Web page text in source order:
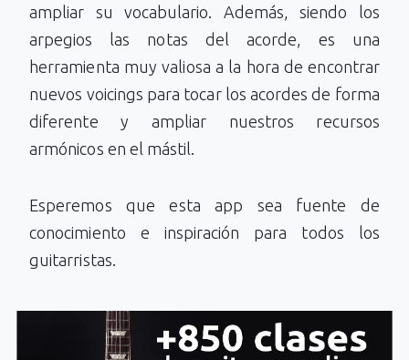
ampliar su vocabulario. Además, siendo los
arpegios las notas del acorde, es una
herramienta muy valiosa a la hora de encontrar
nuevos voicings para tocar los acordes de forma
diferente y ampliar nuestros recursos
armónicos en el mástil.
Esperemos que esta app sea fuente de
conocimiento e inspiración para todos los
guitarristas.